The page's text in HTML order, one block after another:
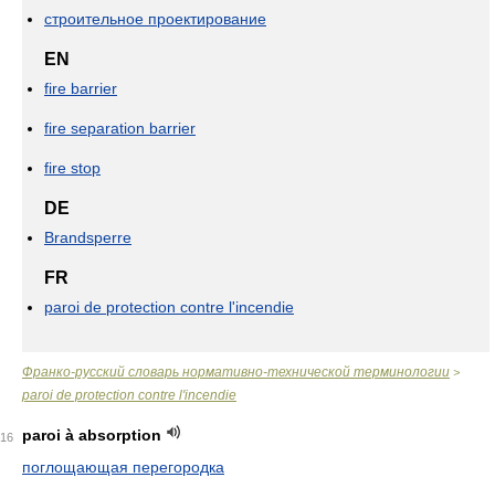
строительное проектирование
EN
fire barrier
fire separation barrier
fire stop
DE
Brandsperre
FR
paroi de protection contre l'incendie
Франко-русский словарь нормативно-технической терминологии >
paroi de protection contre l'incendie
16
paroi à absorption
поглощающая перегородка